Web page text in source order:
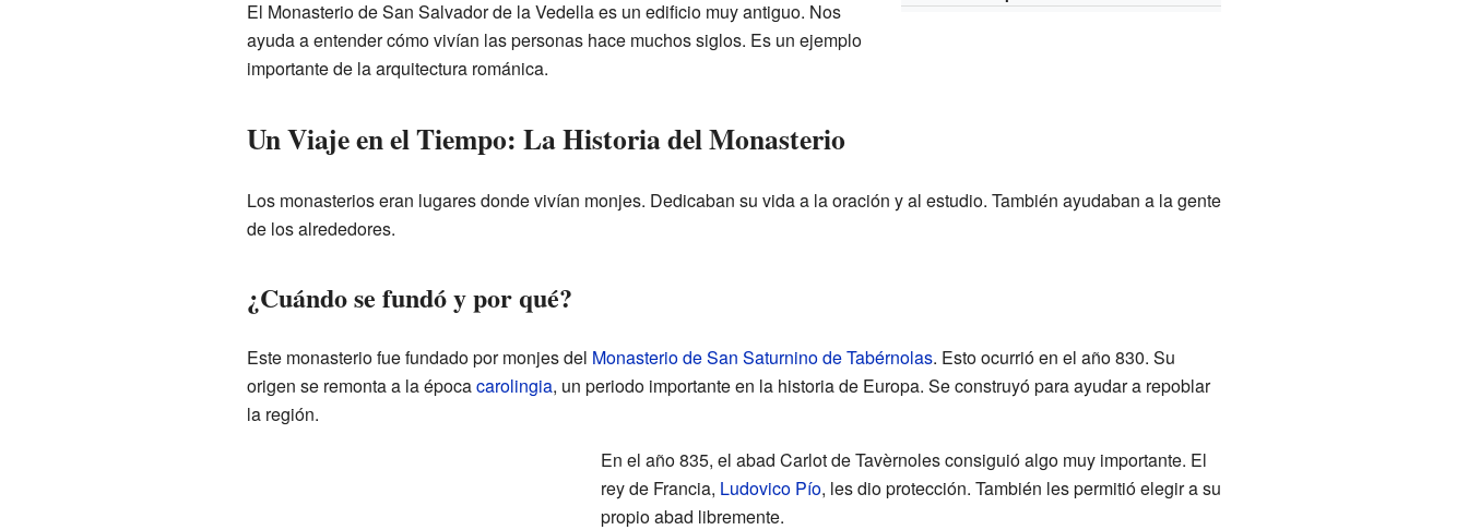
El Monasterio de San Salvador de la Vedella es un edificio muy antiguo. Nos
ayuda a entender cómo vivían las personas hace muchos siglos. Es un ejemplo
importante de la arquitectura románica.
Un Viaje en el Tiempo: La Historia del Monasterio
Los monasterios eran lugares donde vivían monjes. Dedicaban su vida a la oración y al estudio. También ayudaban a la gente
de los alrededores.
¿Cuándo se fundó y por qué?
Este monasterio fue fundado por monjes del Monasterio de San Saturnino de Tabérnolas. Esto ocurrió en el año 830. Su
origen se remonta a la épocacarolingia, un periodo importante en la historia de Europa. Se construyó para ayudar a repoblar
la región.
En el año 835, el abad Carlot de Tavèrnoles consiguió algo muy importante. El
rey de Francia, Ludovico Pío, les dio protección. También les permitió elegir a su
propio abad libremente.